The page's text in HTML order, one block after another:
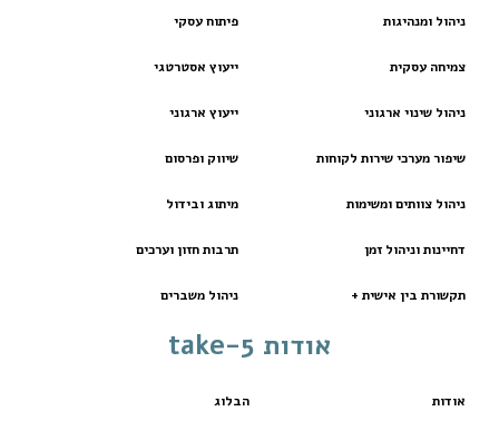
אודות take-5
אודות הבלוג
פיתוח עסקי
ייעוץ אסטרטגי
ייעוץ ארגוני
שיווק ופרסום
מיתוג ובידול
תרבות חזון וערכים
ניהול משברים
ניהול ומנהיגות
צמיחה עסקית
ניהול שינוי ארגוני
שיפור מערכי שירות לקוחות
ניהול צוותים ומשימות
דחיינות וניהול זמן
תקשורת בין אישית +